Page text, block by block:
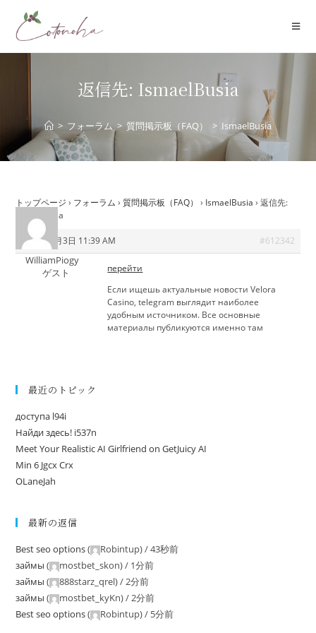
返信先: IsmaelBusia
> フォーラム > 質問掲示板（FAQ） > IsmaelBusia
トップページ › フォーラム › 質問掲示板（FAQ） › IsmaelBusia › 返信先:
IsmaelBusia
2026年6月3日 11:39 AM #612342
WilliamPiogy
ゲスト
перейти
Если ищешь актуальные новости Velora
Casino, telegram выглядит наиболее
удобным источником. Все основные
материалы публикуются именно там
最近のトピック
доступа l94i
Найди здесь! i537n
Meet Your Realistic AI Girlfriend on GetJuicy AI
Min 6 Jgcx Crx
OLaneJah
最新の返信
Best seo options( Robintup) /43秒前
займы ( mostbet_skon) / 1分前
займы ( 888starz_qrel) /2分前
займы ( mostbet_kyKn) /2分前
Best seo options( Robintup) / 5分前